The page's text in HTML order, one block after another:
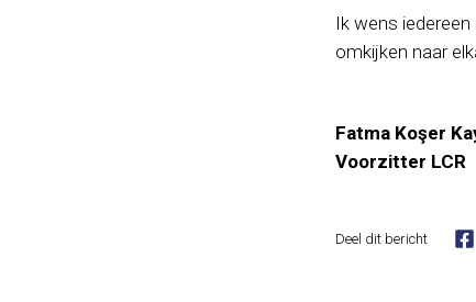
Ik wens
omkijken naar
Fatma Koşer
Voorzitter LCR
Deel dit bericht